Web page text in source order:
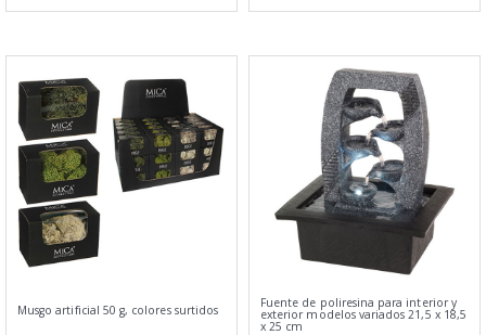
Musgo artificial 50 g, colores surtidos Fuente de poliresina para interior y
exterior modelos variados 21,5 x 18,5
x 25 cm